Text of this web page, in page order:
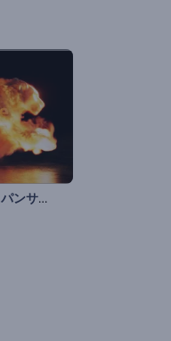
スウィフト・ファイアリー・パンサー・イントロ